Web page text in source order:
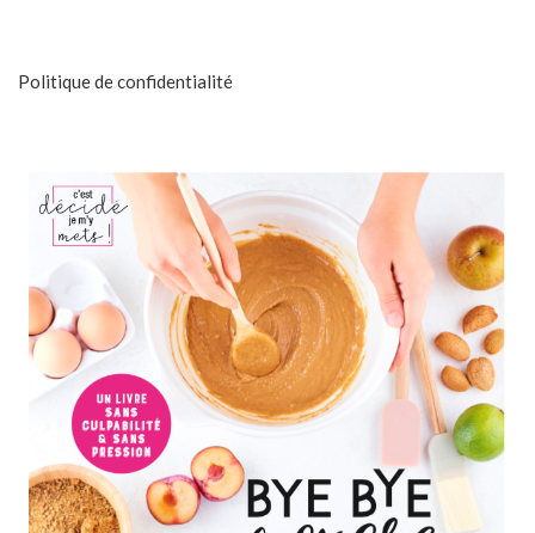
Politique de confidentialité